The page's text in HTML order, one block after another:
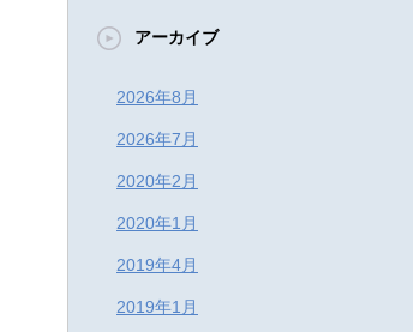
アーカイブ
2026年8月
2026年7月
2020年2月
2020年1月
2019年4月
2019年1月